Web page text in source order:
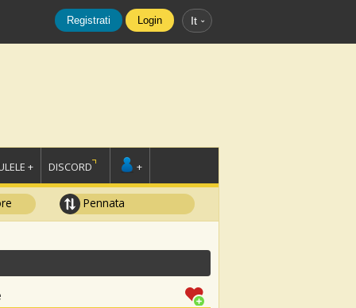
Registrati Login It
+ DISCORD +
Pennata